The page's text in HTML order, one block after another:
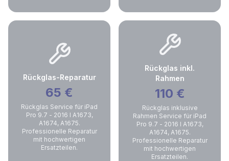
Rückglas-Reparatur
65 €
Rückglas Service für iPad
Pro 9.7 - 2016 I A1673,
A1674, A1675.
Professionelle Reparatur
mit hochwertigen
Ersatzteilen.
Rückglas inkl.
Rahmen
110 €
Rückglas inklusive
Rahmen Service für iPad
Pro 9.7 - 2016 I A1673,
A1674, A1675.
Professionelle Reparatur
mit hochwertigen
Ersatzteilen.